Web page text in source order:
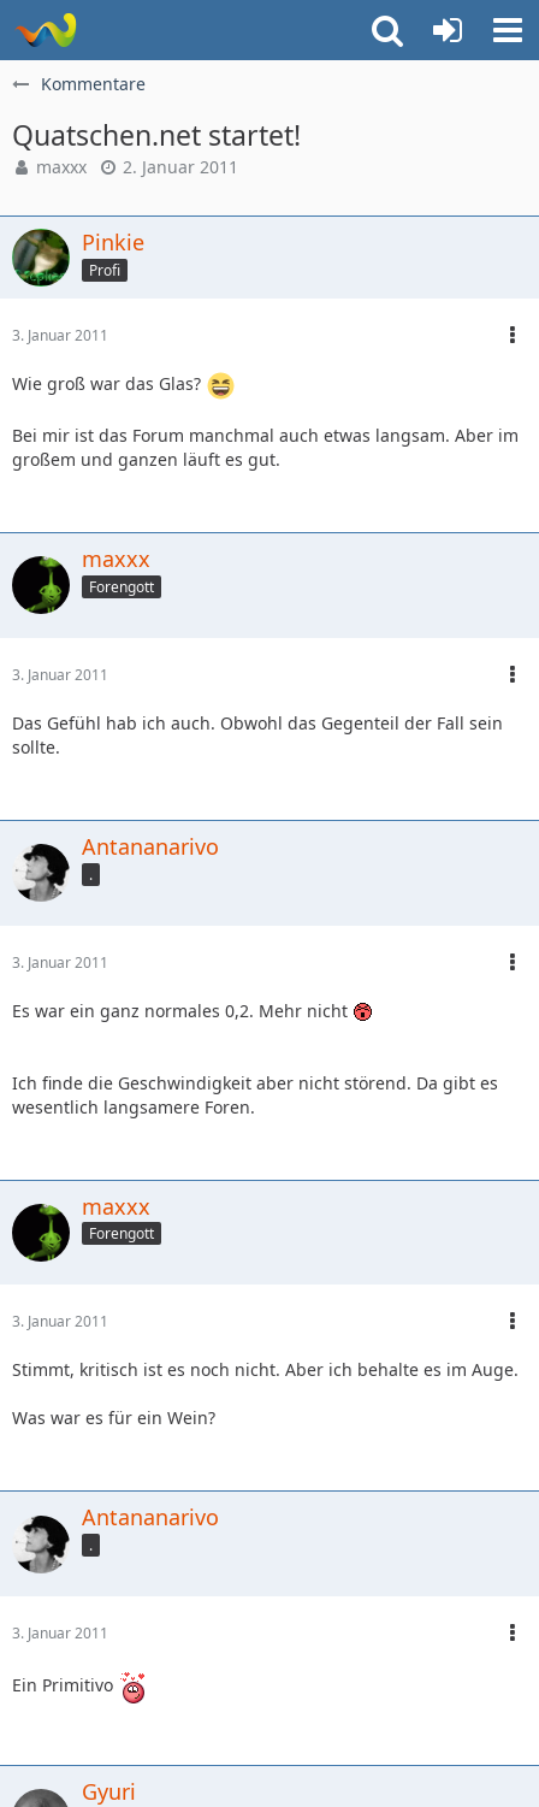
Kommentare
Quatschen.net startet!
maxxx 2. Januar 2011
Pinkie
Profi
3. Januar 2011
Wie groß war das Glas?
Bei mir ist das Forum manchmal auch etwas langsam. Aber im
großem und ganzen läuft es gut.
maxxx
Forengott
3. Januar 2011
Das Gefühl hab ich auch. Obwohl das Gegenteil der Fall sein
sollte.
Antananarivo
.
3. Januar 2011
Es war ein ganz normales 0,2. Mehr nicht
Ich finde die Geschwindigkeit aber nicht störend. Da gibt es
wesentlich langsamere Foren.
maxxx
Forengott
3. Januar 2011
Stimmt, kritisch ist es noch nicht. Aber ich behalte es im Auge.
Was war es für ein Wein?
Antananarivo
.
3. Januar 2011
Ein Primitivo
Gyuri